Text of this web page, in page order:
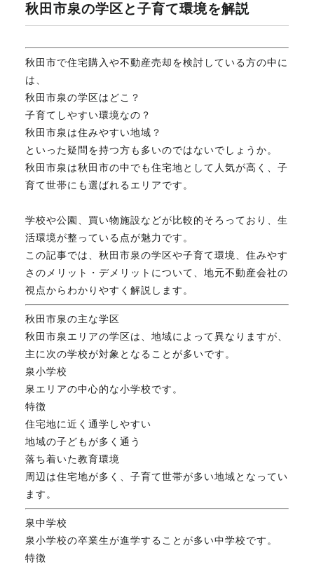
不動産売買Q&A
不動産のお悩み解決
マスターおすすめ物件
マスターのブログ
018-853-5780
開催日：平日9:30－17:30／
定休日：第2第4土曜日および日曜祝祭日
無料相談、お問い合わせはこちら
秋田市泉の学区と子育て環境を解説
秋田市で住宅購入や不動産売却を検討している方の中に
は、
秋田市泉の学区はどこ？
子育てしやすい環境なの？
秋田市泉は住みやすい地域？
といった疑問を持つ方も多いのではないでしょうか。
秋田市泉は秋田市の中でも住宅地として人気が高く、子
育て世帯にも選ばれるエリアです。
学校や公園、買い物施設などが比較的そろっており、生
活環境が整っている点が魅力です。
この記事では、秋田市泉の学区や子育て環境、住みやす
さのメリット・デメリットについて、地元不動産会社の
視点からわかりやすく解説します。
秋田市泉の主な学区
秋田市泉エリアの学区は、地域によって異なりますが、
主に次の学校が対象となることが多いです。
泉小学校
泉エリアの中心的な小学校です。
特徴
住宅地に近く通学しやすい
地域の子どもが多く通う
落ち着いた教育環境
周辺は住宅地が多く、子育て世帯が多い地域となってい
ます。
泉中学校
泉小学校の卒業生が進学することが多い中学校です。
特徴